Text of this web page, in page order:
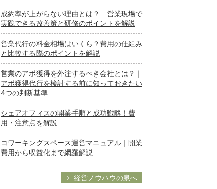
成約率が上がらない理由とは？ 営業現場で
実践できる改善策と研修のポイントを解説
営業代行の料金相場はいくら？費用の仕組み
と比較する際のポイントを解説
営業のアポ獲得を外注するべき会社とは？｜
アポ獲得代行を検討する前に知っておきたい
4つの判断基準
シェアオフィスの開業手順と成功戦略！費
用・注意点を解説
コワーキングスペース運営マニュアル｜開業
費用から収益化まで網羅解説
経営ノウハウの泉へ